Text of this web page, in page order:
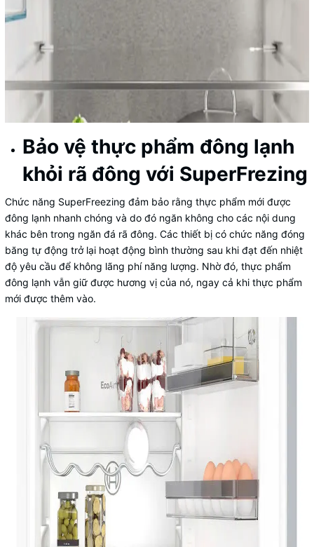
Bảo vệ thực phẩm đông lạnh
khỏi rã đông với SuperFrezing
Chức năng SuperFreezing đảm bảo rằng thực phẩm mới được
đông lạnh nhanh chóng và do đó ngăn không cho các nội dung
khác bên trong ngăn đá rã đông. Các thiết bị có chức năng đóng
băng tự động trở lại hoạt động bình thường sau khi đạt đến nhiệt
độ yêu cầu để không lãng phí năng lượng. Nhờ đó, thực phẩm
đông lạnh vẫn giữ được hương vị của nó, ngay cả khi thực phẩm
mới được thêm vào.